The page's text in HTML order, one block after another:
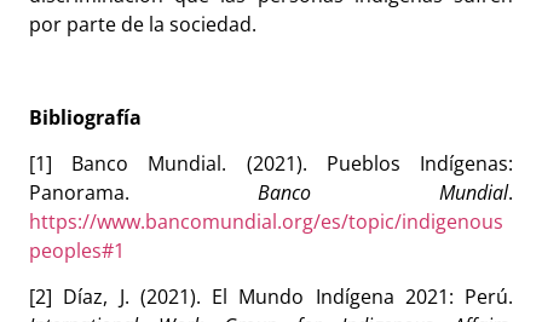
por parte de la sociedad.
Bibliografía
[1] Banco Mundial. (2021). Pueblos Indígenas:
Panorama. Banco Mundial.
https://www.bancomundial.org/es/topic/indigenous
peoples#1
[2] Díaz, J. (2021). El Mundo Indígena 2021: Perú.